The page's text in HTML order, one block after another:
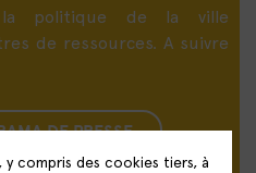
politique de la ville
de ressources. A suivre
DE PRESSE
y compris des cookies tiers, à